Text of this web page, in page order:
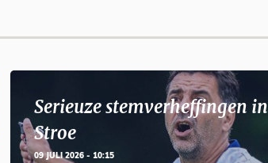
Serieuze stemverheffingen in
Stroe
09 JULI 2026 - 10:15